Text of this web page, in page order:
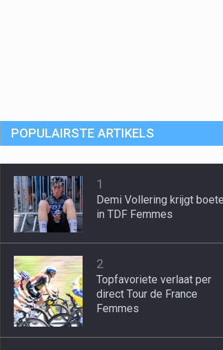
POPULAIRSTE ARTIKELS
1
Demi Vollering krijgt boete
in TDF Femmes
2
Topfavoriete verlaat per
direct Tour de France
Femmes